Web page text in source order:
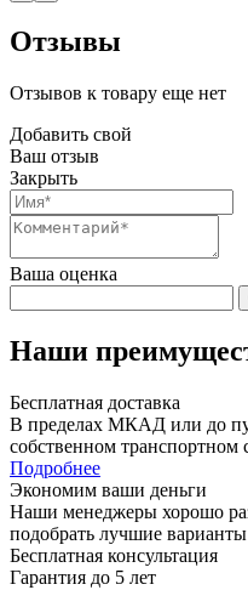
Отзывы
Отзывов к товару еще нет
Добавить свой
Ваш отзыв
Закрыть
Ваша оценка
Наши
Бесплатная доставка
В пределах МКАД или до
собственном транспортном
Подробнее
Экономим ваши деньги
Наши менеджеры хорошо
подобрать лучшие
Бесплатная консультация
Гарантия до 5 лет